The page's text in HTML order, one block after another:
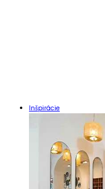
Inšpirácie